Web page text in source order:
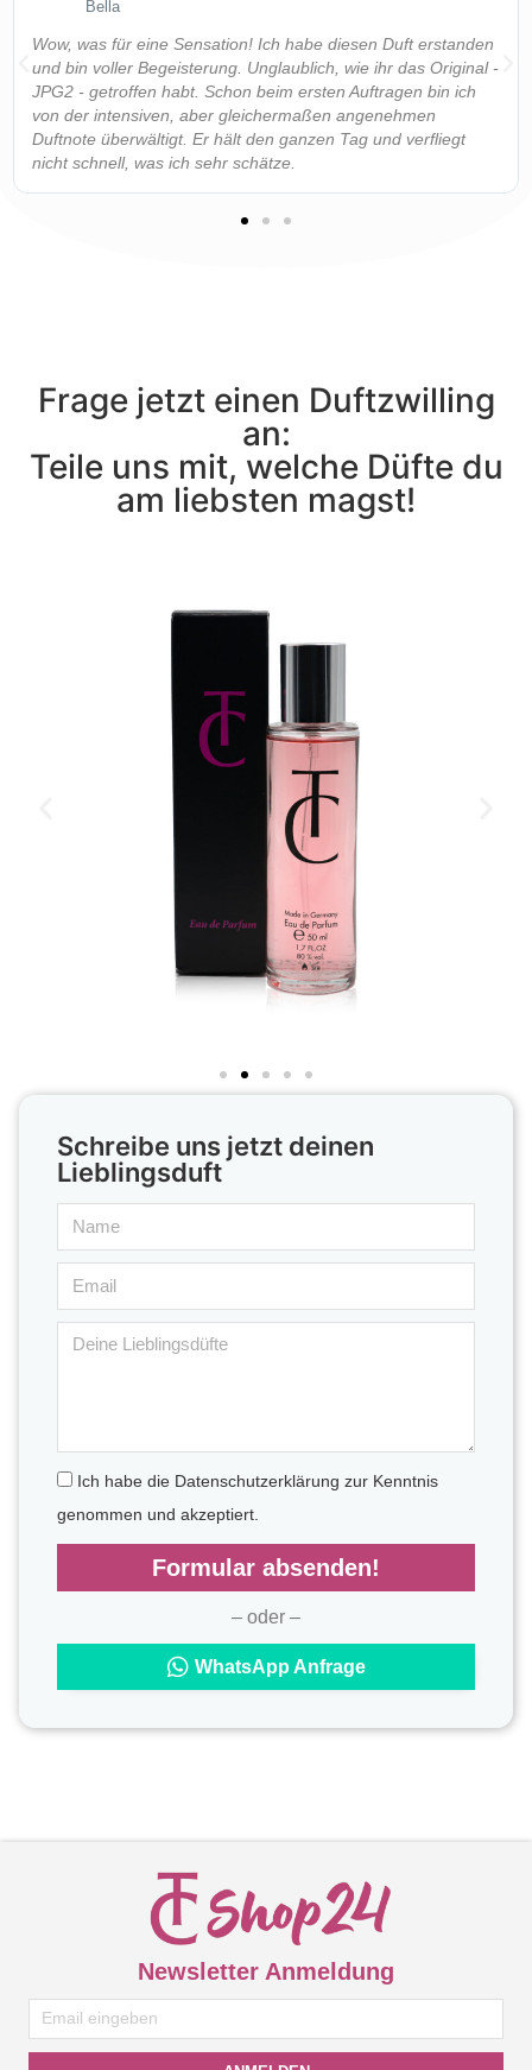
Bella
Wow, was für eine Sensation! Ich habe diesen Duft erstanden
und bin voller Begeisterung. Unglaublich, wie ihr das Original -
JPG2 - getroffen habt. Schon beim ersten Auftragen bin ich
von der intensiven, aber gleichermaßen angenehmen
Duftnote überwältigt. Er hält den ganzen Tag und verfliegt
nicht schnell, was ich sehr schätze.
Frage jetzt einen Duftzwilling
an:
Teile uns mit, welche Düfte du
am liebsten magst!
Schreibe uns jetzt deinen
Lieblingsduft
Ich habe die Datenschutzerklärung zur Kenntnis
genommen und akzeptiert.
Formular absenden!
– oder –
WhatsApp Anfrage
Newsletter Anmeldung